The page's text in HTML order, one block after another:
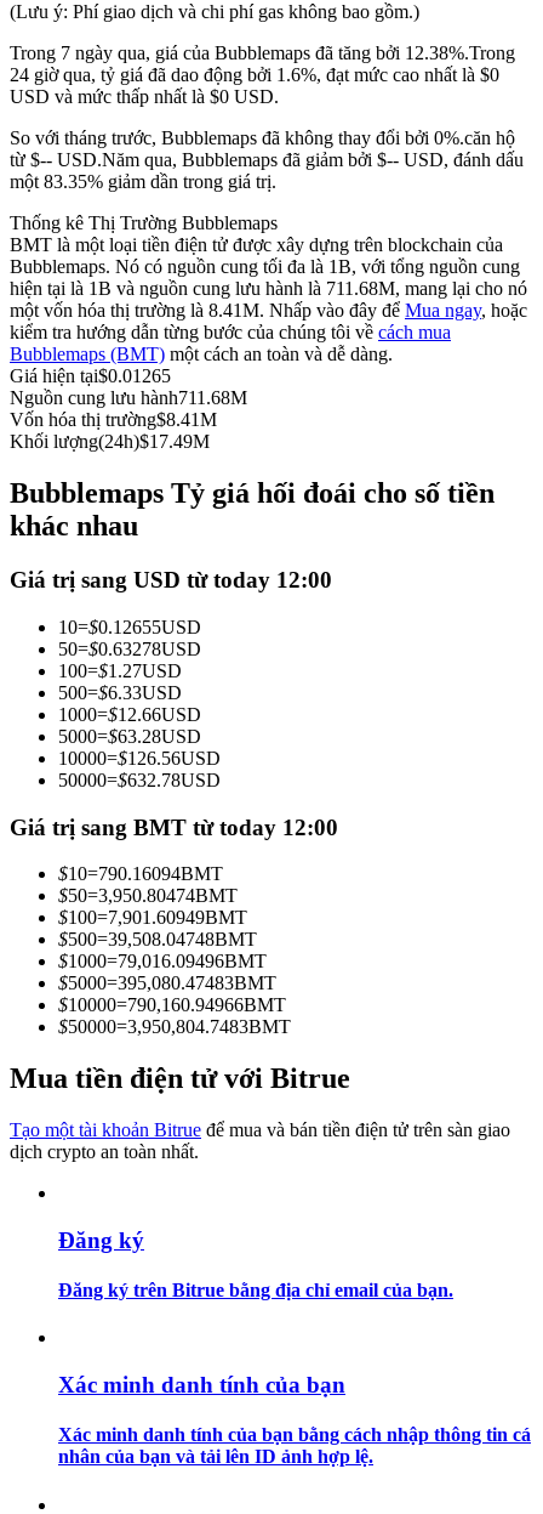
USDC Futures vĩnh cửu
Futures sử dụng USDC làm tài sản thế chấp
Sao chép Giao dịch
Trở thành Nhà giao dịch Sao chép
Tận hưởng chia sẻ lợi nhuận và hoa hồng giao dịch sao chép
Thông tin
Hướng dẫn
(Lưu ý: Phí giao dịch và chi phí gas không bao gồm.)
Trong 7 ngày qua, giá của Bubblemaps đã tăng bởi 12.38%.Trong
24 giờ qua, tỷ giá đã dao động bởi 1.6%, đạt mức cao nhất là $0
USD và mức thấp nhất là $0 USD.
So với tháng trước, Bubblemaps đã không thay đổi bởi 0%.căn hộ
từ $-- USD.Năm qua, Bubblemaps đã giảm bởi $-- USD, đánh dấu
một 83.35% giảm dần trong giá trị.
Thống kê Thị Trường Bubblemaps
BMT là một loại tiền điện tử được xây dựng trên blockchain của
Bubblemaps. Nó có nguồn cung tối đa là 1B, với tổng nguồn cung
hiện tại là 1B và nguồn cung lưu hành là 711.68M, mang lại cho nó
một vốn hóa thị trường là 8.41M. Nhấp vào đây để Mua ngay, hoặc
kiểm tra hướng dẫn từng bước của chúng tôi về cách mua
Bubblemaps (BMT) một cách an toàn và dễ dàng.
Giá hiện tại$0.01265
Nguồn cung lưu hành711.68M
Vốn hóa thị trường$8.41M
Khối lượng(24h)$17.49M
Bubblemaps Tỷ giá hối đoái cho số tiền
khác nhau
Giá trị sang USD từ today 12:00
10=$0.12655USD
50=$0.63278USD
100=$1.27USD
500=$6.33USD
1000=$12.66USD
5000=$63.28USD
10000=$126.56USD
50000=$632.78USD
Giá trị sang BMT từ today 12:00
$10=790.16094BMT
$50=3,950.80474BMT
$100=7,901.60949BMT
$500=39,508.04748BMT
$1000=79,016.09496BMT
$5000=395,080.47483BMT
$10000=790,160.94966BMT
$50000=3,950,804.7483BMT
Mua tiền điện tử với Bitrue
Tạo một tài khoản Bitrue để mua và bán tiền điện tử trên sàn giao
dịch crypto an toàn nhất.
Đăng ký
Đăng ký trên Bitrue bằng địa chỉ email của bạn.
Xác minh danh tính của bạn
Xác minh danh tính của bạn bằng cách nhập thông tin cá
nhân của bạn và tải lên ID ảnh hợp lệ.